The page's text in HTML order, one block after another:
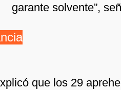
garante solvente”,
que los 29